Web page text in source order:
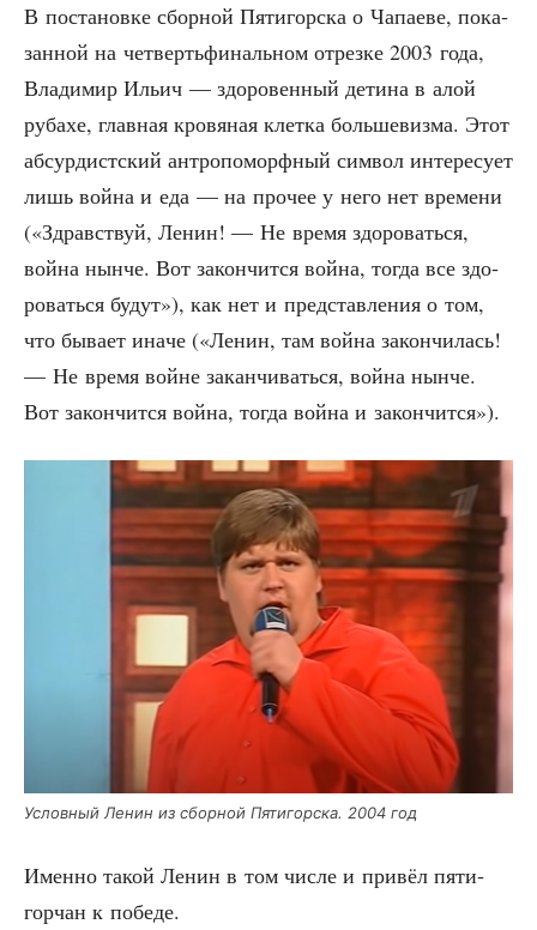
В поста­нов­ке сбор­ной Пяти­гор­ска о Чапа­е­ве, пока­
зан­ной на чет­верть­фи­наль­ном отрез­ке 2003 года,
Вла­ди­мир Ильич — здо­ро­вен­ный дети­на в алой
руба­хе, глав­ная кро­вя­ная клет­ка боль­ше­виз­ма. Этот
абсур­дист­ский антро­по­морф­ный сим­вол инте­ре­су­ет
лишь вой­на и еда — на про­чее у него нет вре­ме­ни
(«Здрав­ствуй, Ленин! — Не вре­мя здо­ро­вать­ся,
вой­на нын­че. Вот закон­чит­ся вой­на, тогда все здо­
ро­вать­ся будут»), как нет и пред­став­ле­ния о том,
что быва­ет ина­че («Ленин, там вой­на закон­чи­лась!
— Не вре­мя войне закан­чи­вать­ся, вой­на нын­че.
Вот закон­чит­ся вой­на, тогда вой­на и закончится»).
Услов­ный Ленин из сбор­ной Пяти­гор­ска. 2004 год
Имен­но такой Ленин в том чис­ле и при­вёл пяти­
гор­чан к победе.